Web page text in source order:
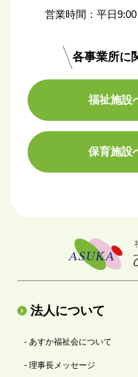
営業時間：平日9:00
各事業所に
福祉施設
保育施設
法人について
- あすか福祉会について
- 理事長メッセージ